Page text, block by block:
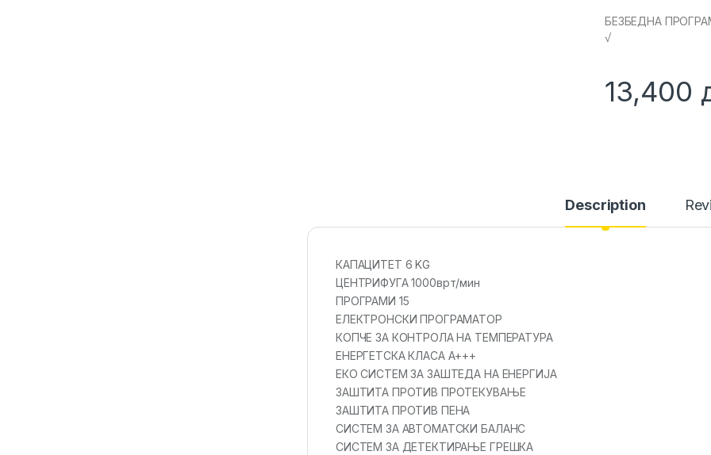
БЕЗБЕДНА
√
13,400
Description
КАПАЦИТЕТ 6 KG
ЦЕНТРИФУГА 1000врт/мин
ПРОГРАМИ 15
ЕЛЕКТРОНСКИ ПРОГРАМАТОР
КОПЧЕ ЗА КОНТРОЛА НА ТЕМПЕРАТУРА
ЕНЕРГЕТСКА КЛАСА А+++
ЕКО СИСТЕМ ЗА ЗАШТЕДА НА ЕНЕРГИЈА
ЗАШТИТА ПРОТИВ ПРОТЕКУВАЊЕ
ЗАШТИТА ПРОТИВ ПЕНА
СИСТЕМ ЗА АВТОМАТСКИ БАЛАНС
СИСТЕМ ЗА ДЕТЕКТИРАЊЕ ГРЕШКА